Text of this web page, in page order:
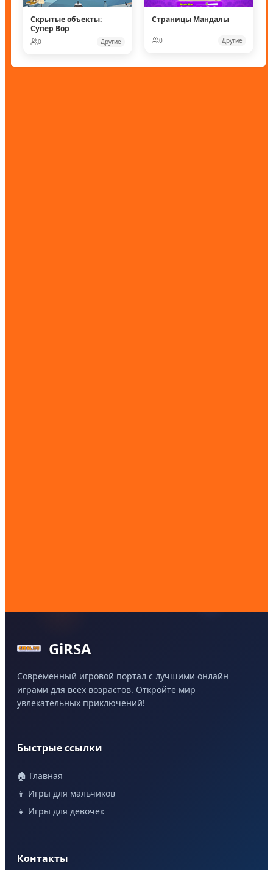
Скрытые объекты:
Супер Вор
0 Другие
Страницы Мандалы
0 Другие
GiRSA
Современный игровой портал с лучшими онлайн
играми для всех возрастов. Откройте мир
увлекательных приключений!
Быстрые ссылки
🏠 Главная
👦 Игры для мальчиков
👧 Игры для девочек
Контакты